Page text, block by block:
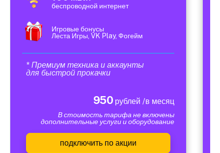
беспроводной интернет
Игровые бонусы
Леста Игры, VK Play, Фогейм
* Премиум техника и аккаунты
для быстрой прокачки
950 рублей /в месяц
В стоимость тарифа не включены
дополнительные услуги и оборудование
подключить по акции